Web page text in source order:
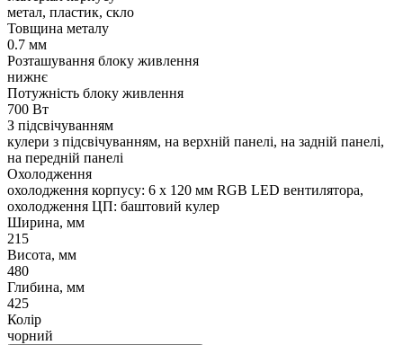
метал, пластик, скло
Товщина металу
0.7 мм
Розташування блоку живлення
нижнє
Потужність блоку живлення
700 Вт
З підсвічуванням
кулери з підсвічуванням, на верхній панелі, на задній панелі,
на передній панелі
Охолодження
охолодження корпусу: 6 x 120 мм RGB LED вентилятора,
охолодження ЦП: баштовий кулер
Ширина, мм
215
Висота, мм
480
Глибина, мм
425
Колір
чорний